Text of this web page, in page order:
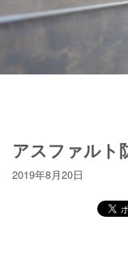
アスファルト
2019年8月20日